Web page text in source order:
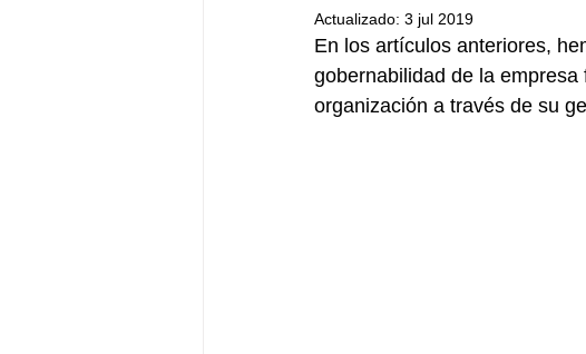
Actualizado: 3 jul 2019
En los artículos anteriores,
gobernabilidad de la
organización a través de su